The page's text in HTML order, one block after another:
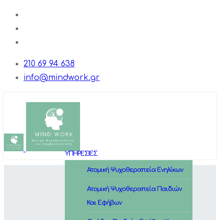
210 69 94 638
info@mindwork.gr
ΥΠΗΡΕΣΙΕΣ
Ατομική Ψυχοθεραπεία Ενηλίκων
Ατομική Ψυχοθεραπεία Παιδιών
Και Εφήβων